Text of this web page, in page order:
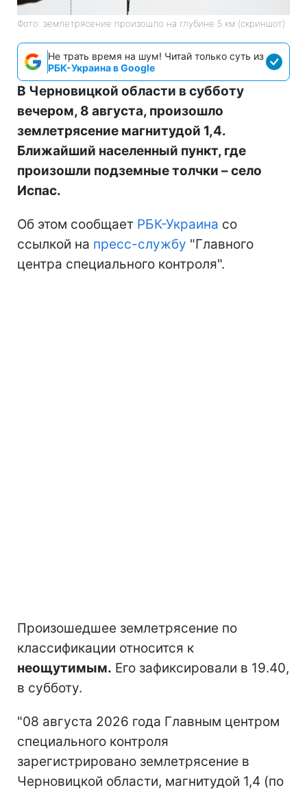
Фото: землетрясение произошло на глубине 5 км (скриншот)
Не трать время на шум! Читай только суть из
РБК-Украина в Google
В Черновицкой области в субботу
вечером, 8 августа, произошло
землетрясение магнитудой 1,4.
Ближайший населенный пункт, где
произошли подземные толчки – село
Испас.
Об этом сообщает РБК-Украина со
ссылкой на пресс-службу "Главного
центра специального контроля".
Произошедшее землетрясение по
классификации относится к
неощутимым. Его зафиксировали в 19.40,
в субботу.
"08 августа 2026 года Главным центром
специального контроля
зарегистрировано землетрясение в
Черновицкой области, магнитудой 1,4 (по